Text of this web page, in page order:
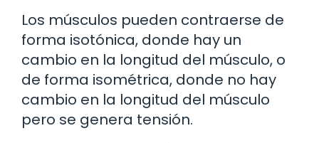
Los músculos pueden contraerse de
forma isotónica, donde hay un
cambio en la longitud del músculo, o
de forma isométrica, donde no hay
cambio en la longitud del músculo
pero se genera tensión.